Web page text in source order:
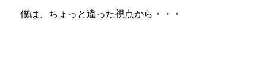
僕は、ちょっと違った視点から・・・